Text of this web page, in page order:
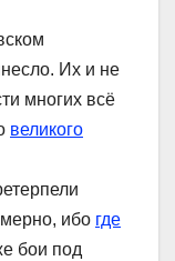
Их и не
многих всё
великого
ибо где
бои под